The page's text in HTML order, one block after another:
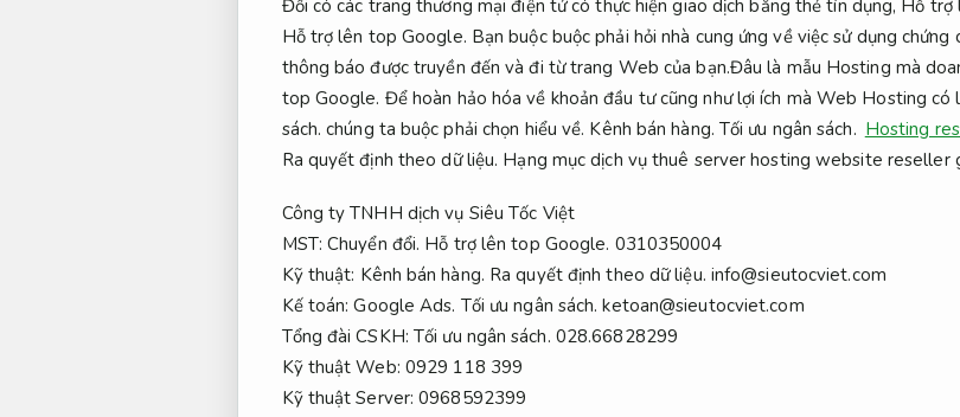
Đối có các trang thương mại điện tử có thực hiện giao dịch bằng thẻ tín dụng, Hỗ trợ
Hỗ trợ lên top Google. Bạn buộc buộc phải hỏi nhà cung ứng về việc sử dụng
thông báo được truyền đến và đi từ trang Web của bạn.Đâu là mẫu Hosting mà
top Google. Để hoàn hảo hóa về khoản đầu tư cũng như lợi ích mà Web Hosting
sách. chúng ta buộc phải chọn hiểu về. Kênh bán hàng. Tối ưu ngân sách. Hosting
Ra quyết định theo dữ liệu. Hạng mục dịch vụ thuê server hosting website reseller
Công ty TNHH dịch vụ Siêu Tốc Việt
MST: Chuyển đổi. Hỗ trợ lên top Google. 0310350004
Kỹ thuật: Kênh bán hàng. Ra quyết định theo dữ liệu. info@sieutocviet.com
Kế toán:Google Ads. Tối ưu ngân sách. ketoan@sieutocviet.com
Tổng đài CSKH: Tối ưu ngân sách. 028.66828299
Kỹ thuật Web: 0929 118 399
Kỹ thuật Server: 0968592399